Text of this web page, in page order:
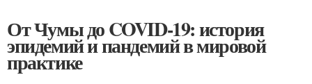
От Чумы до COVID-19: история
эпидемий и пандемий в мировой
практике